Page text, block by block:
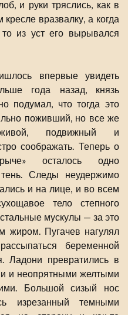
и руки тряслись, как в
вразвалку, а когда
из уст его вырывался
впервые увидеть
года назад, князь
подумал, что тогда это
поживший, но все же
подвижный и
соображать. Теперь о
осталось одно
Следы неудержимо
и на лице, и во всем
тело степного
мускулы — за это
жиром. Пугачев нагулял
беременной
Ладони превратились в
и неопрятными желтыми
Большой сизый нос
изрезанный темными